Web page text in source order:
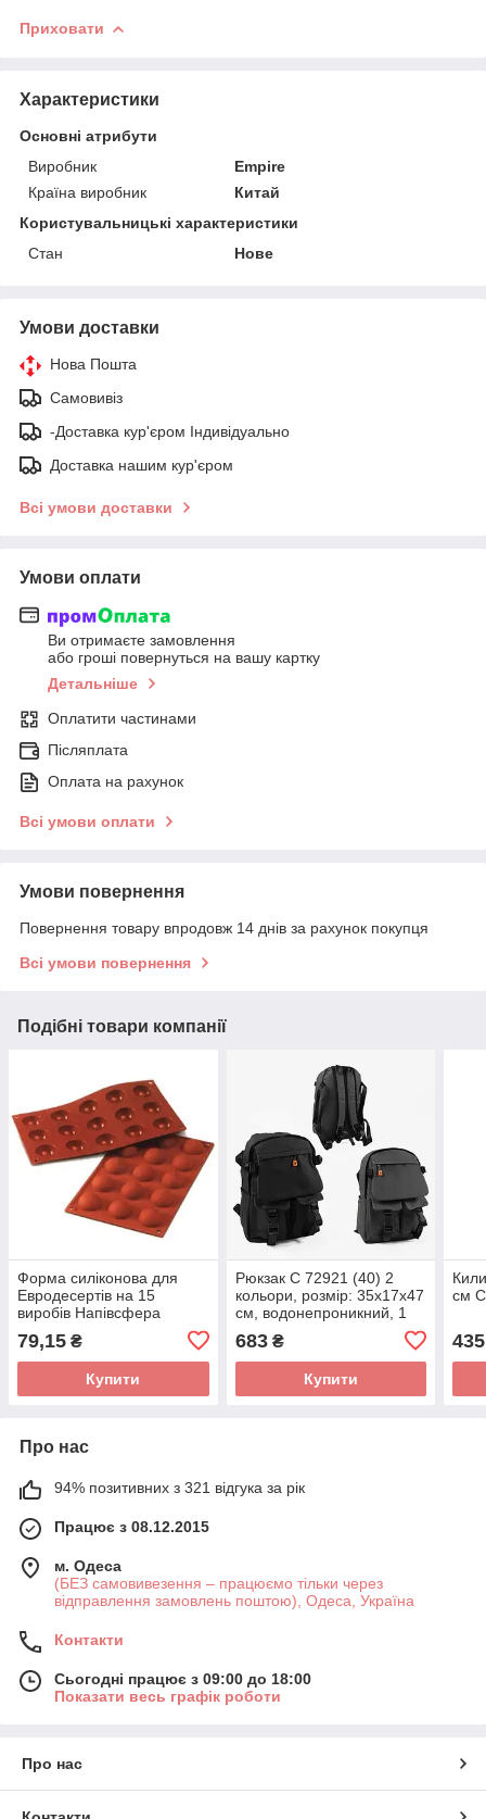
Приховати
Характеристики
Основні атрибути
Виробник
Empire
Країна виробник
Китай
Користувальницькі характеристики
Стан
Нове
Умови доставки
Нова Пошта
Самовивіз
-Доставка кур'єром Індивідуально
Доставка нашим кур'єром
Всі умови доставки
Умови оплати
Ви отримаєте замовлення
або гроші повернуться на вашу картку
Детальніше
Оплатити частинами
Післяплата
Оплата на рахунок
Всі умови оплати
Умови повернення
Повернення товару впродовж 14 днів за рахунок покупця
Всі умови повернення
Подібні товари компанії
Форма силіконова для
Евродесертів на 15
виробів Напівсфера
середня 30 х 17 х 2 см (
шт )
79,15 ₴
Купити
Рюкзак C 72921 (40) 2
кольори, розмір: 35х17х47
см, водонепроникний, 1
регульовані лямки, на
блискавці, в
683₴
Купити
см
435
Про нас
94% позитивних з 321 відгука за рік
Працює з 08.12.2015
м. Одеса
(БЕЗ самовивезення – працюємо тільки через
відправлення замовлень поштою), Одеса, Україна
Контакти
Сьогодні працює з 09:00 до 18:00
Показати весь графік роботи
Про нас